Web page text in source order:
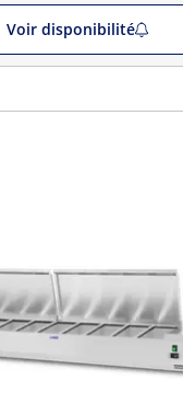
Voir disponibilité